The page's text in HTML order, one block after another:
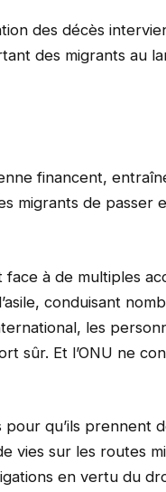
des décès
des migrants au
financent,
migrants de passer
à de multiples
conduisant
les
sûr. Et l’ONU ne
pour qu’ils prennent
vies sur les routes
en vertu du